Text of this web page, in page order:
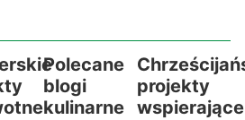
Polecane
blogi
kulinarne
projekty
wspierające